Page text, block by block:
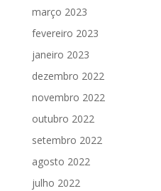
março 2023
fevereiro 2023
janeiro 2023
dezembro 2022
novembro 2022
outubro 2022
setembro 2022
agosto 2022
julho 2022